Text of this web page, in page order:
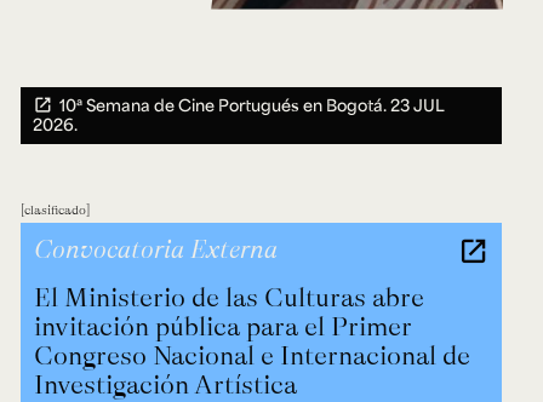
10ª Semana de Cine Portugués en Bogotá.23 JUL
2026.
clasificado
El Ministerio de las Culturas abre
invitación pública para el Primer
Congreso Nacional e Internacional de
Investigación Artística
Convocatoria Externa